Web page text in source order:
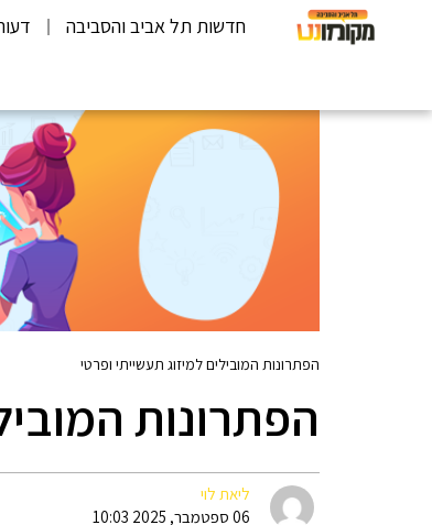
חדשות תל אביב והסביבה
הפתרונות המובילים למיזוג תעשייתי ופרטי
הפתרונות
ליאת לוי
06 ספטמבר, 2025 10:03